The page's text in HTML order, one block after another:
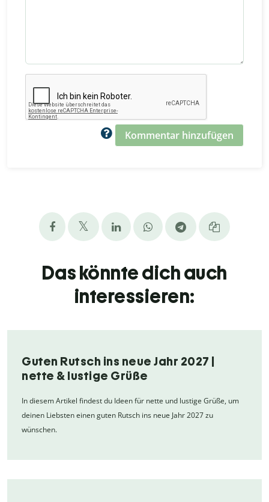
Kommentar hinzufügen
Das könnte dich auch
interessieren:
Guten Rutsch ins neue Jahr 2027 |
nette & lustige Grüße
In diesem Artikel findest du Ideen für nette und lustige Grüße, um
deinen Liebsten einen guten Rutsch ins neue Jahr 2027 zu
wünschen.